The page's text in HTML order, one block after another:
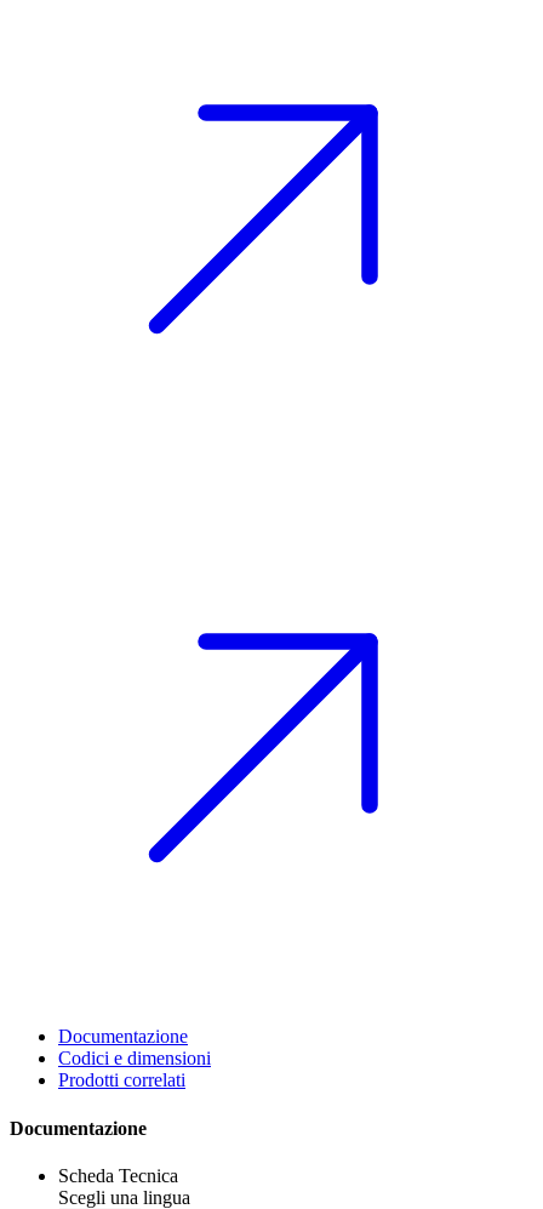
Documentazione
Codici e dimensioni
Prodotti correlati
Documentazione
Scheda Tecnica
Scegli una lingua